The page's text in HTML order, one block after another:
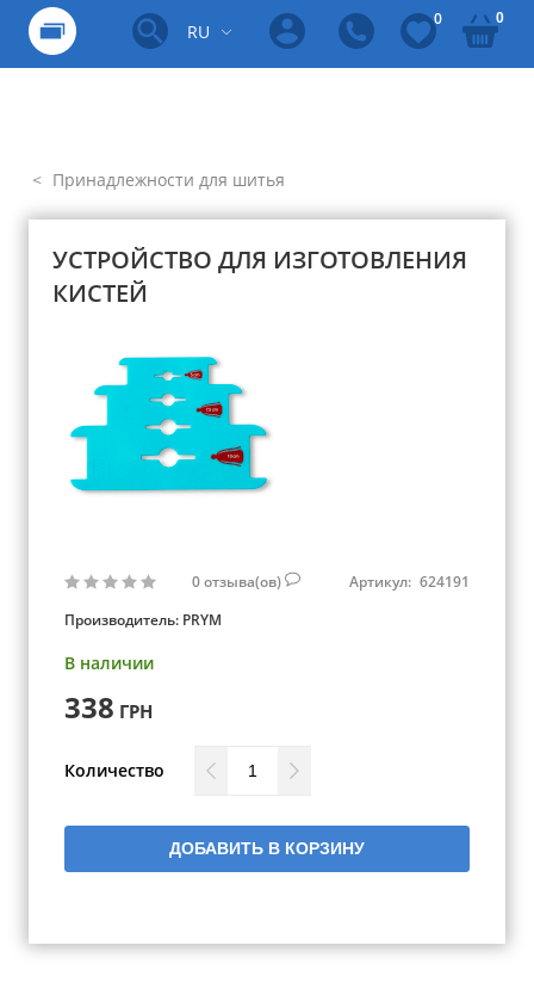
RU
0 0
Принадлежности для шитья
УСТРОЙСТВО ДЛЯ ИЗГОТОВЛЕНИЯ
КИСТЕЙ
0отзыва(ов) Артикул: 624191
Производитель: PRYM
В наличии
338 ГРН
Количество
ДОБАВИТЬ В КОРЗИНУ